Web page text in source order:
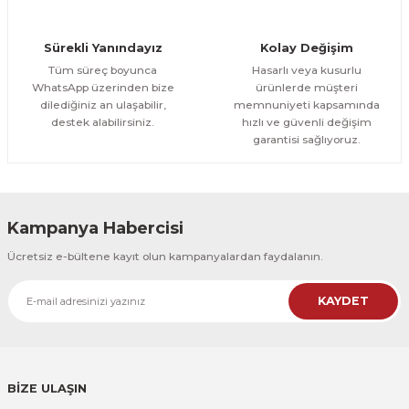
1.500,00 TL %12
Evinemoda
Gold Detaylı Yapraklar 3 Parça Kanvas - Canvas Tablo
Evinemoda
Gold Yapraklı Çiçek 3 Parça Kanvas - Canvas Tablo
1.700,00 TL ÜRÜNÜ İNCELE
Sürekli Yanındayız
Tüm süreç boyunca
WhatsApp üzerinden bize
dilediğiniz an ulaşabilir,
destek alabilirsiniz.
Kolay Değişim
Hasarlı veya kusurlu
ürünlerde müşteri
memnuniyeti kapsamında
hızlı ve güvenli değişim
garantisi sağlıyoruz.
Kampanya Habercisi
Ücretsiz e-bültene kayıt olun kampanyalardan faydalanın.
KAYDET
BİZE ULAŞIN